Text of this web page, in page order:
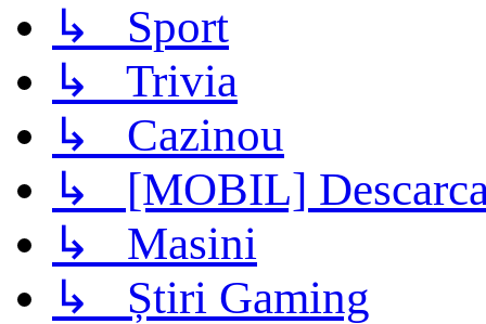
↳ Sport
↳ Trivia
↳ Cazinou
↳ [MOBIL]
↳ Masini
↳ Știri Gaming